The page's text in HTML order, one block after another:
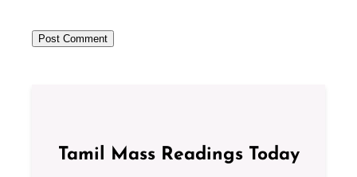
Tamil Mass Readings Today